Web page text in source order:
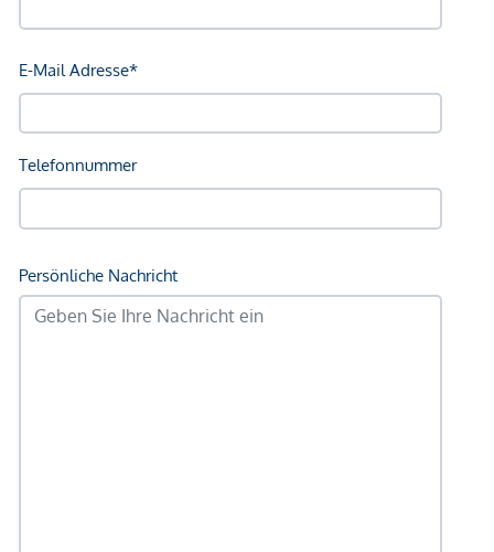
Schlafzimmer ca. 20,73 m²
Eigenes Badezimmer ca. 10,50 m²
Kellerabteil (ebenerdig im Erdgeschoss)
Ladestation)
Ausstattung
Hochwertige Holz-Alu-Fenster mit 3-fach